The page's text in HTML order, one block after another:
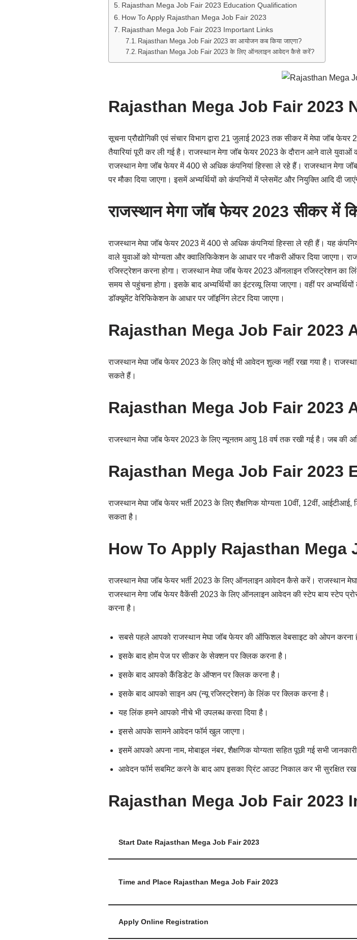
Rajasthan Mega Job Fair 2023 Education Qualification
How To Apply Rajasthan Mega Job Fair 2023
Rajasthan Mega Job Fair 2023 Important Links
Rajasthan Mega Job Fair 2023 का आयोजन कब किया जाएगा?
Rajasthan Mega Job Fair 2023 के लिए ऑनलाइन आवेदन कैसे करें?
Rajasthan Mega Job Fair 2023
सूचना प्रौद्योगिकी एवं संचार विभाग द्वारा 21 जुलाई 2023 तक सीकर में मेघा जॉब
तैयारियां पूरी कर ली गई है। राजस्थान मेगा जॉब फेयर 2023 के दौरान आने वाले युवाओं
राजस्थान मेगा जॉब फेयर में 400 से अधिक कंपनियां हिस्सा ले रहे हैं। राजस्थान
पर मौका दिया जाएगा। इसमें अभ्यर्थियों को कंपनियों में प्लेसमेंट और नियुक्ति आदि दी
राजस्थान मेगा जॉब फेयर 2023 सीकर में
राजस्थान मेघा जॉब फेयर 2023 में 400 से अधिक कंपनियां हिस्सा ले रही हैं। यह
वाले युवाओं को योग्यता और क्वालिफिकेशन के आधार पर नौकरी ऑफर दिया जाएगा।
रजिस्ट्रेशन करना होगा। राजस्थान मेघा जॉब फेयर 2023 ऑनलाइन रजिस्ट्रेशन का
समय से पहुंचना होगा। इसके बाद अभ्यर्थियों का इंटरव्यू लिया जाएगा। वहीं पर
डॉक्यूमेंट वेरिफिकेशन के आधार पर जॉइनिंग लेटर दिया जाएगा।
Rajasthan Mega Job Fair 2023
राजस्थान मेघा जॉब फेयर 2023 के लिए कोई भी आवेदन शुल्क नहीं रखा गया है।
सकते हैं।
Rajasthan Mega Job Fair 2023
राजस्थान मेघा जॉब फेयर 2023 के लिए न्यूनतम आयु 18 वर्ष तक रखी गई है। जब की
Rajasthan Mega Job Fair 2023
राजस्थान मेघा जॉब फेयर भर्ती 2023 के लिए शैक्षणिक योग्यता 10वीं, 12वीं,
सकता है।
How To Apply Rajasthan Mega
राजस्थान मेघा जॉब फेयर भर्ती 2023 के लिए ऑनलाइन आवेदन कैसे करें। राजस्थान
राजस्थान मेगा जॉब फेयर वैकेंसी 2023 के लिए ऑनलाइन आवेदन की स्टेप बाय स्टेप
करना है।
सबसे पहले आपको राजस्थान मेघा जॉब फेयर की ऑफिशल वेबसाइट को ओपन करना
इसके बाद होम पेज पर सीकर के सेक्शन पर क्लिक करना है।
इसके बाद आपको कैंडिडेट के ऑप्शन पर क्लिक करना है।
इसके बाद आपको साइन अप (न्यू रजिस्ट्रेशन) के लिंक पर क्लिक करना है।
यह लिंक हमने आपको नीचे भी उपलब्ध करवा दिया है।
इससे आपके सामने आवेदन फॉर्म खुल जाएगा।
इसमें आपको अपना नाम, मोबाइल नंबर, शैक्षणिक योग्यता सहित पूछी गई सभी
आवेदन फॉर्म सबमिट करने के बाद आप इसका प्रिंट आउट निकाल कर भी सुरक्षित
Rajasthan Mega Job Fair 2023
Start Date Rajasthan Mega Job Fair 2023
Time and Place Rajasthan Mega Job Fair 2023
Apply Online Registration